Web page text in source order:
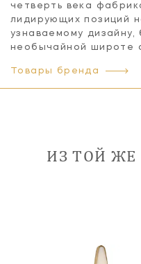
четверть века
лидирующих позиций
узнаваемому дизайну,
необычайной широте
Товары бренда
ИЗ ТОЙ ЖЕ